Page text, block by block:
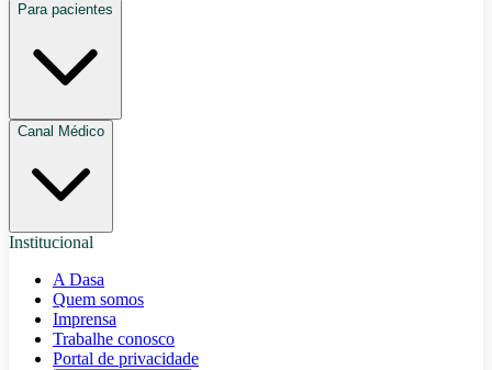
Para pacientes
Canal Médico
Institucional
A Dasa
Quem somos
Imprensa
Trabalhe conosco
Portal de privacidade